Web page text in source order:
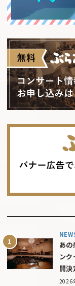
あ
ン
開決
2026